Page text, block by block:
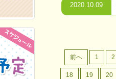
2020.10.09
前へ 1 2
18 19 20